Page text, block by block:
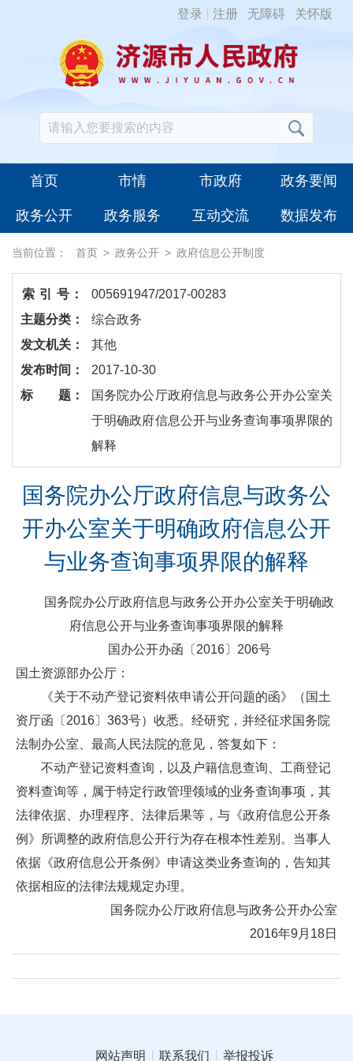
登录 注册 无障碍 关怀版
首页 市情 市政府 政务要闻
政务公开 政务服务 互动交流 数据发布
当前位置： 首页 > 政务公开 > 政府信息公开制度
索 引 号：
005691947/2017-00283
主题分类：
综合政务
发文机关：
其他
发布时间：
2017-10-30
标 题：
国务院办公厅政府信息与政务公开办公室关
于明确政府信息公开与业务查询事项界限的
解释
国务院办公厅政府信息与政务公
开办公室关于明确政府信息公开
与业务查询事项界限的解释
国务院办公厅政府信息与政务公开办公室关于明确政
府信息公开与业务查询事项界限的解释
国办公开办函〔2016〕206号
国土资源部办公厅：
《关于不动产登记资料依申请公开问题的函》（国土
资厅函〔2016〕363号）收悉。经研究，并经征求国务院
法制办公室、最高人民法院的意见，答复如下：
不动产登记资料查询，以及户籍信息查询、工商登记
资料查询等，属于特定行政管理领域的业务查询事项，其
法律依据、办理程序、法律后果等，与《政府信息公开条
例》所调整的政府信息公开行为存在根本性差别。当事人
依据《政府信息公开条例》申请这类业务查询的，告知其
依据相应的法律法规规定办理。
国务院办公厅政府信息与政务公开办公室
2016年9月18日
网站声明 联系我们 举报投诉